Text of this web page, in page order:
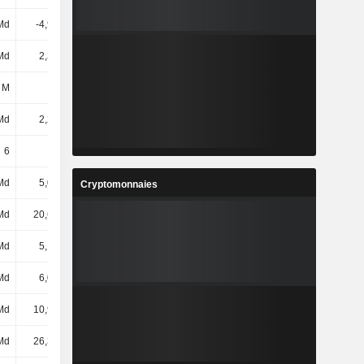
-4,97 Md
2,34 Md
2,23 Md
6
5,02 Md 5,78 Md
20,65 Md
5,17 Md
6,06 Md
10,95 Md
26,37 Md
Cryptomonnaies